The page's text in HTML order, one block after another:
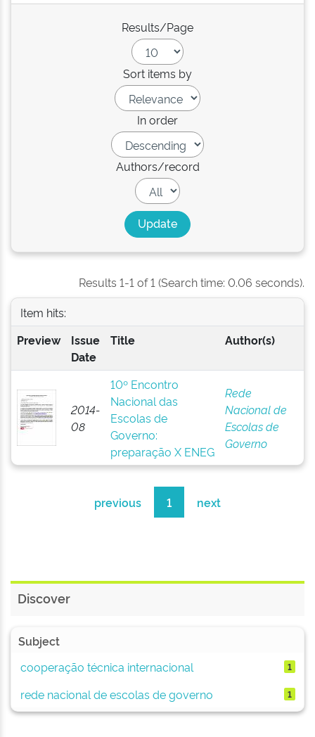
Results/Page
Sort items by
In order
Authors/record
Results 1-1 of 1 (Search time: 0.06 seconds).
Item hits:
Preview
Issue
Date
Title Author(s)
2014-
08
10º Encontro
Nacional das
Escolas de
Governo:
preparação X ENEG
Rede
Nacional de
Escolas de
Governo
previous 1 next
Discover
Subject
cooperação técnica internacional
1
rede nacional de escolas de governo 1